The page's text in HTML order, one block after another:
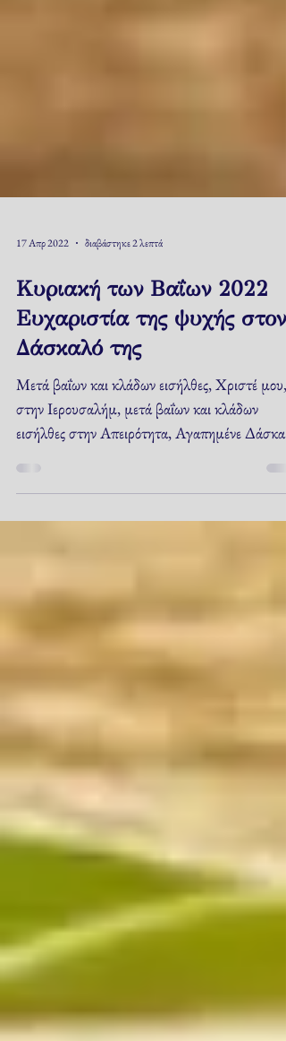
Κυριακή των Βαΐων 2022
Ευχαριστία της ψυχής στον
Δάσκαλό της
Μετά βαΐων και κλάδων εισήλθες, Χριστέ μου,
στην Ιερουσαλήμ, μετά βαΐων και κλάδων
εισήλθες στην Απειρότητα, Αγαπημένε
μου Ιωάννη...